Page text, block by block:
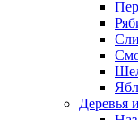
Деревья